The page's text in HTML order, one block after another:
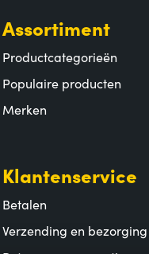
Assortiment
Productcategorieën
Populaire producten
Merken
Klantenservice
Betalen
Verzending en bezorging